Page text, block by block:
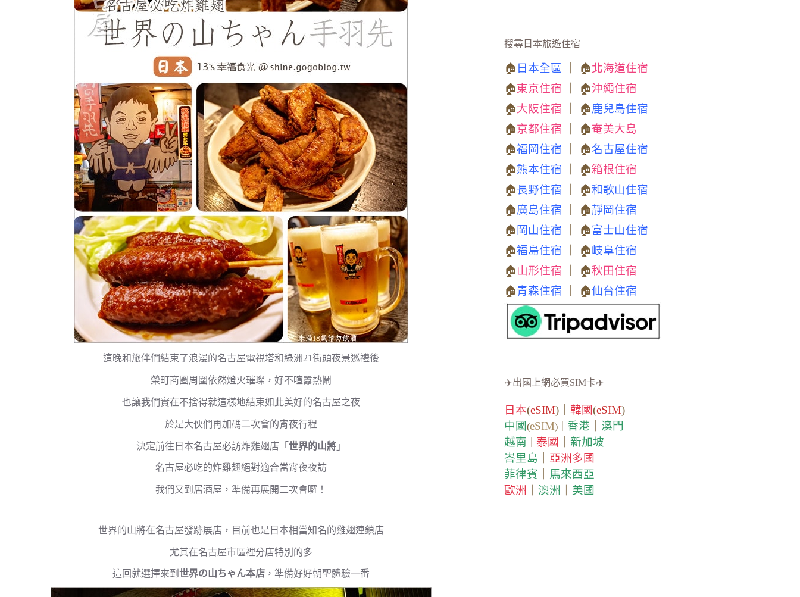
這晚和旅伴們結束了浪漫的名古屋電視塔和綠洲21街頭夜景巡禮後
榮町商圈周圍依然燈火璀璨，好不喧囂熱鬧
也讓我們實在不捨得就這樣地結束如此美好的名古屋之夜
於是大伙們再加碼二次會的宵夜行程
決定前往日本名古屋必訪炸雞翅店「世界的山將 」
名古屋必吃的炸雞翅絕對適合當宵夜夜訪
我們又到居酒屋，準備再展開二次會囉！
世界的山將在名古屋發跡展店，目前也是日本相當知名的雞翅連鎖店
尤其在名古屋市區裡分店特別的多
這回就選擇來到世界の山ちゃん本店 ，準備好好朝聖體驗一番
搜尋日本旅遊住宿
🏠 日本全區 ｜ 🏠北海道住宿
🏠東京住宿 ｜ 🏠沖繩住宿
🏠大阪住宿 ｜ 🏠鹿兒島住宿
🏠京都住宿 ｜ 🏠奄美大島
🏠福岡住宿 ｜ 🏠名古屋住宿
🏠熊本住宿 ｜ 🏠箱根住宿
🏠長野住宿 ｜ 🏠和歌山住宿
🏠廣島住宿 ｜ 🏠靜岡住宿
🏠 岡山住宿 ｜ 🏠富士山住宿
🏠福島住宿 ｜ 🏠岐阜住宿
🏠 山形住宿 ｜ 🏠秋田住宿
🏠青森住宿 ｜ 🏠仙台住宿
✈️出國上網必買SIM卡✈️
日本(eSIM)｜ 韓國(eSIM)
中國(eSIM)｜ 香港
澳門
越南
泰國
新加坡
峇里島
亞洲多國
菲律賓
馬來西亞
歐洲
澳洲 美國